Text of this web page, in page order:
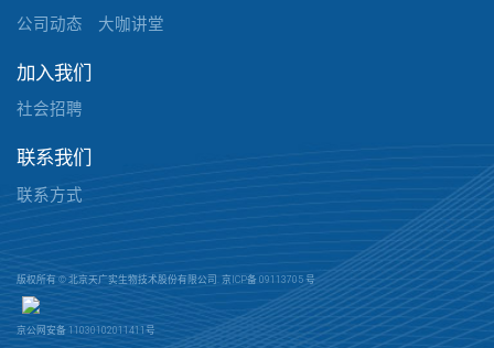
公司动态 大咖讲堂
加入我们
社会招聘
联系我们
联系方式
版权所有 © 北京天广实生物技术股份有限公司. 京ICP备 09113705 号
京公网安备 11030102011411号